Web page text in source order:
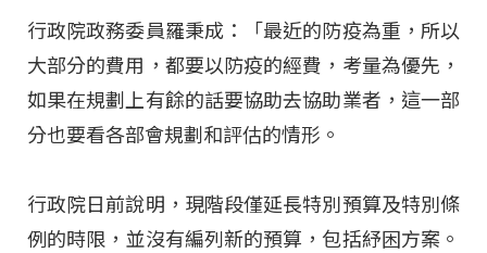
行政院政務委員羅秉成：「最近的防疫為重，所以
大部分的費用，都要以防疫的經費，考量為優先，
如果在規劃上有餘的話要協助去協助業者，這一部
分也要看各部會規劃和評估的情形。
行政院日前說明，現階段僅延長特別預算及特別條
例的時限，並沒有編列新的預算，包括紓困方案。